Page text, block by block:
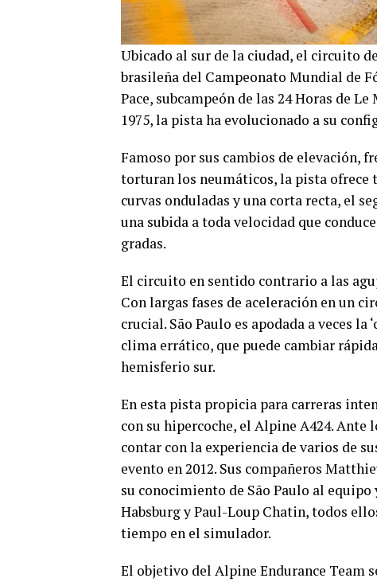
Ubicado al sur de la ciudad, el circuito
brasileña del Campeonato Mundial de
Pace, subcampeón de las 24 Horas de
1975, la pista ha evolucionado a su
Famoso por sus cambios de elevación,
torturan los neumáticos, la pista ofrece
curvas onduladas y una corta recta, el
una subida a toda velocidad que
gradas.
El circuito en sentido contrario a las
Con largas fases de aceleración en un
crucial. São Paulo es apodada a veces
clima errático, que puede cambiar
hemisferio sur.
En esta pista propicia para carreras
con su hipercoche, el Alpine A424.
contar con la experiencia de varios de
evento en 2012. Sus compañeros
su conocimiento de São Paulo al
Habsburg y Paul-Loup Chatin, todos
tiempo en el simulador.
El objetivo del Alpine Endurance Team